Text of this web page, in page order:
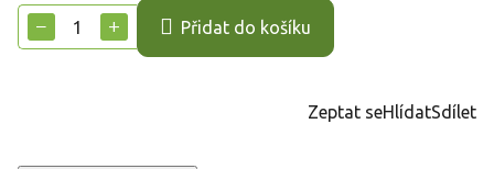
cena:
+
− Přidat do košíku
Zeptat seHlídatSdílet